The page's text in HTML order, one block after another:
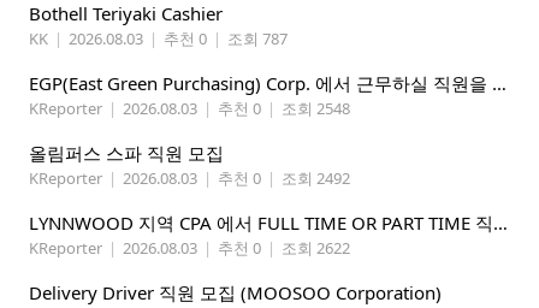
Bothell Teriyaki Cashier
KK | 2026.08.03 | 추천 0 | 조회 787
EGP(East Green Purchasing) Corp. 에서 근무하실 직원을 아래와 같이 모집합니다.
KReporter | 2026.08.03 | 추천 0 | 조회 2548
올림퍼스 스파 직원 모집
KReporter | 2026.08.03 | 추천 0 | 조회 2492
LYNNWOOD 지역 CPA 에서 FULL TIME OR PART TIME 직원을 찾습니다
KReporter | 2026.08.03 | 추천 0 | 조회 2622
Delivery Driver 직원 모집 (MOOSOO Corporation)